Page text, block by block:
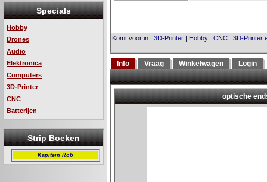
Specials
Hobby
Drones
Audio
Elektronica
Computers
3D-Printer
CNC
Batterijen
Strip Boeken
Kapitein Rob
Komt voor in : 3D-Printer | Hobby : CNC : 3D-
Info Vraag Winkelwagen Login